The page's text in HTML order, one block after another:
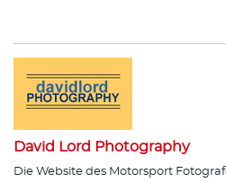
David Lord Photography
Die Website des Motorsport